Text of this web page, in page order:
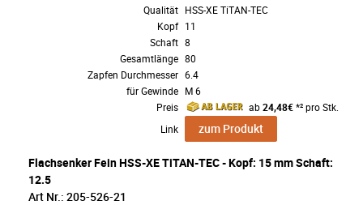
Qualität HSS-XE TiTAN-TEC
Kopf 11
Schaft 8
Gesamtlänge 80
Zapfen Durchmesser 6.4
für Gewinde M 6
Preis
ab24,48€*² pro Stk.
Link
zum Produkt
Flachsenker Fein HSS-XE TiTAN-TEC - Kopf: 15 mm Schaft:
12.5
Art Nr.: 205-526-21